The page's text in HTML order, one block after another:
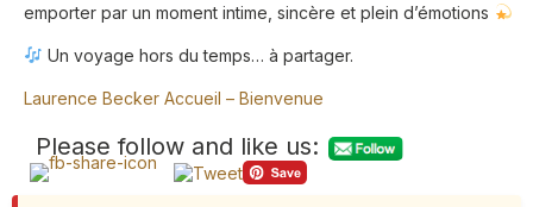
emporter par un moment intime, sincère et plein d’émotions
Un voyage hors du temps… à partager.
Laurence Becker Accueil – Bienvenue
Please follow and like us: